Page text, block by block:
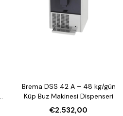
Brema DSS 42 A – 48 kg/gün
Küp Buz Makinesi Dispenseri
€2.532,00